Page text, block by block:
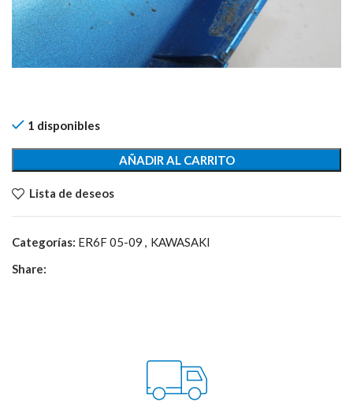
1 disponibles
AÑADIR AL CARRITO
Lista de deseos
Categorías: ER6F 05-09 , KAWASAKI
Share: